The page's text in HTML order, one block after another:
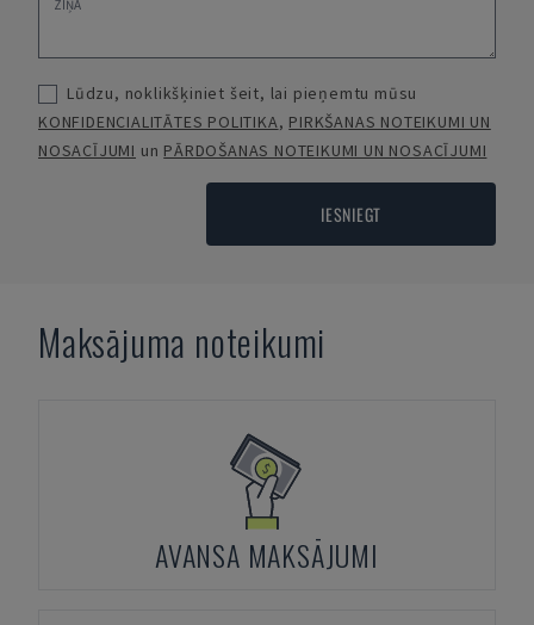
Lūdzu, noklikšķiniet šeit, lai pieņemtu mūsu
KONFIDENCIALITĀTES POLITIKA, PIRKŠANAS NOTEIKUMI UN
NOSACĪJUMI un PĀRDOŠANAS NOTEIKUMI UN NOSACĪJUMI
IESNIEGT
Maksājuma noteikumi
AVANSA MAKSĀJUMI